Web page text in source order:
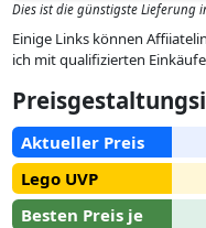
In den verzierten Böllern
„prasseln“, wenn man
Familienzeremonie
preiszugeben. Während
Glücksböllers
gespielt werden. 6
laden zu Rollenspielen
Dies ist die günstigste Lieferung
Einige Links können
ich mit qualifizierten
Aktueller Preis
Lego UVP
Besten Preis je